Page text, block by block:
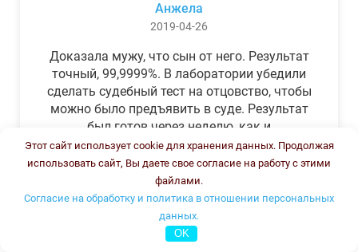
Анжела
2019-04-26
Доказала мужу, что сын от него. Результат
точный, 99,9999%. В лаборатории убедили
сделать судебный тест на отцовство, чтобы
можно было предъявить в суде. Результат
был готов через неделю, как и
обещали.Теперь муж бегает и извиняется.
Этот сайт использует cookie для хранения данных. Продолжая
использовать сайт, Вы даете свое согласие на работу с этими
файлами.
Согласие на обработку и политика в отношении персональных
данных.
OK